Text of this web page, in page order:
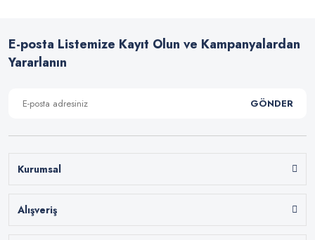
E-posta Listemize Kayıt Olun ve Kampanyalardan
Yararlanın
GÖNDER
Kurumsal
Alışveriş